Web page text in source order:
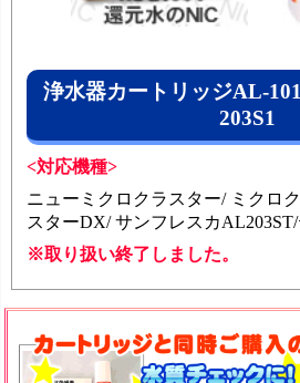
浄水器カートリッジAL-
203S1
<対応機種>
ニューミクロクラスター/ ミクロ
スターDX/ サンフレスカ
※取り扱い終了しました。